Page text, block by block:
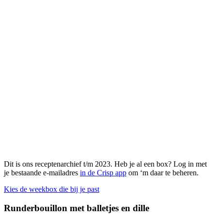
Dit is ons receptenarchief t/m 2023. Heb je al een box? Log in met
je bestaande e-mailadres in de Crisp app om ‘m daar te beheren.
Kies de weekbox die bij je past
Runderbouillon met balletjes en dille